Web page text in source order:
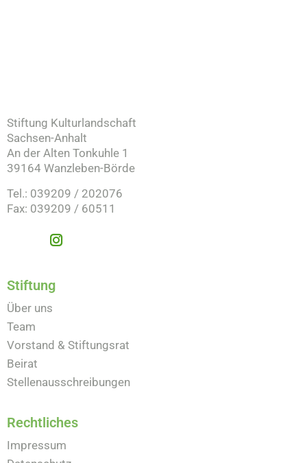
Stiftung Kulturlandschaft
Sachsen-Anhalt
An der Alten Tonkuhle 1
39164 Wanzleben-Börde
Tel.: 039209 / 202076
Fax: 039209 / 60511
Stiftung
Über uns
Team
Vorstand & Stiftungsrat
Beirat
Stellenausschreibungen
Rechtliches
Impressum